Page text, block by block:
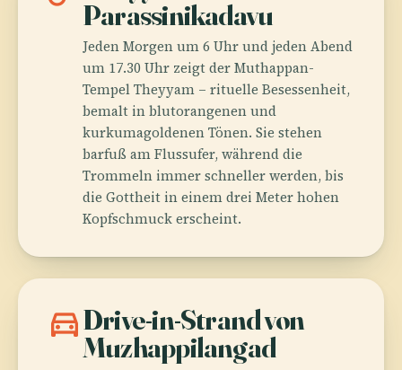
Parassinikadavu
Jeden Morgen um 6 Uhr und jeden Abend
um 17.30 Uhr zeigt der Muthappan-
Tempel Theyyam – rituelle Besessenheit,
bemalt in blutorangenen und
kurkumagoldenen Tönen. Sie stehen
barfuß am Flussufer, während die
Trommeln immer schneller werden, bis
die Gottheit in einem drei Meter hohen
Kopfschmuck erscheint.
directions_carDrive-in-Strand von
Muzhappilangad